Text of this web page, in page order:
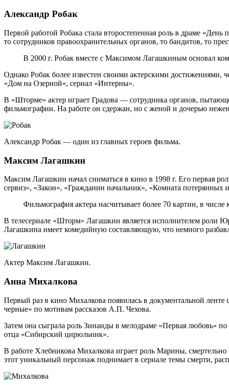
Александр Робак
Первой работой Робака стала второстепенная роль в драме
то сотрудников правоохранительных органов, то бандитов, то
В 2000 г. Робак вместе с Максимом Лагашкиным основал
Однако Робак более известен своими актерскими
«Дом на Озерной», сериал «Интерны».
В «Шторме» актер играет Градова — сотрудника органов,
фильмографии. На работе он сдержан, но с женой и дочерью
Александр Робак — один из главных героев фильма.
Максим Лагашкин
Максим Лагашкин начал сниматься в кино в 1998 г. Его первая
сервиз», «Закон», «Гражданин начальник», «Комната
Фильмография актера насчитывает более 70 картин, в
В телесериале «Шторм» Лагашкин является исполнителем роли
Лагашкина имеет комедийную составляющую, что немного
Актер Максим Лагашкин.
Анна Михалкова
Первый раз в кино Михалкова появилась в документальной
черные» по мотивам рассказов А.П. Чехова.
Затем она сыграла роль Зинаиды в мелодраме «Первая любовь»
отца «Сибирский цирюльник».
В работе Хлебникова Михалкова играет роль Марины,
этот уникальный персонаж поднимает в сериале темы смерти,